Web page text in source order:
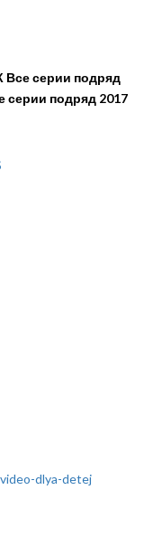
серии подряд
подряд 2017